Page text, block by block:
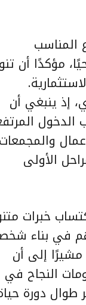
المناسب
مؤكدًا أن
إذ ينبغي أن
والمجمعات
الأولى
خبرات
في بناء
مشيرًا إلى أن
النجاح في
طوال دورة